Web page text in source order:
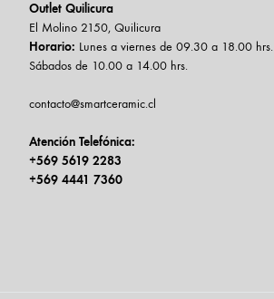
Outlet Quilicura
El Molino 2150, Quilicura
Horario: Lunes a viernes de 09.30 a 18.00 hrs.
Sábados de 10.00 a 14.00 hrs.
contacto@smartceramic.cl
Atención Telefónica:
+569 5619 2283
+569 4441 7360